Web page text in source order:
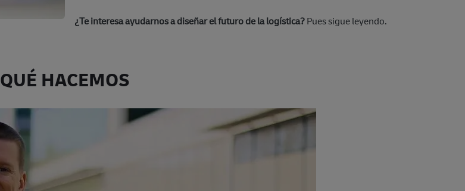
¿Te interesa ayudarnos a diseñar el futuro de la logística?Pues sigue leyendo.
QUÉ HACEMOS